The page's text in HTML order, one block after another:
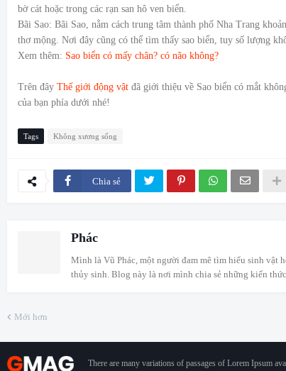
bờ cát hoặc trong các rạn san hô ven biển.
Bãi Sao: Bãi Sao, nằm cách trung tâm thành phố Nha Trang
thơ mộng. Nơi đây cũng có thể tìm thấy sao biển, tuy số lượng
Xem thêm: Sao biển có mấy chân? có não không?
Trên đây Thế giới động vật đã giới thiệu về Sao biển có mắt
của bạn phía dưới nhé!
Tags Không xương sống
Chia sẻ
Phác
Mình là Vũ Phác, một người đam mê tìm hiểu sinh vật
thủy sinh. Blog này là nơi mình chia sẻ những kiến
Mới hơn
There are many variations of passages of Lorem Ipsum